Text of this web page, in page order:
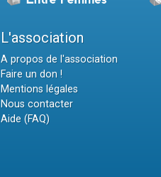
L'association
A propos de l'association
Faire un don !
Mentions légales
Nous contacter
Aide (FAQ)